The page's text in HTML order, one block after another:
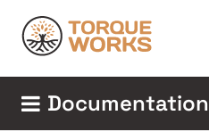
Documentation